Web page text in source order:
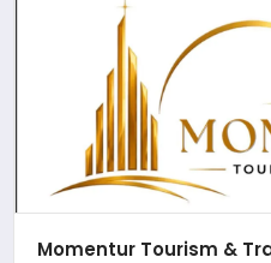
Momentur Tourism &